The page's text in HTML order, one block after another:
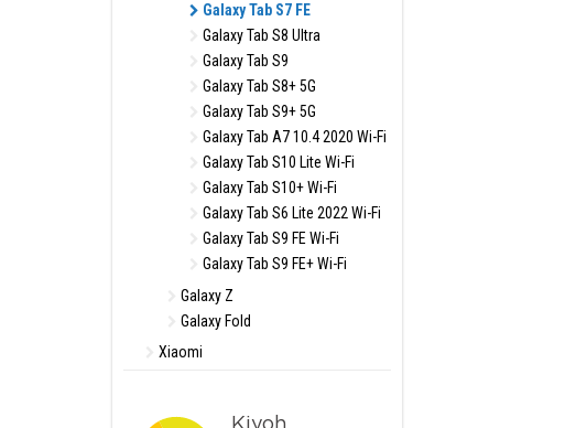
Galaxy Tab S7 FE
Galaxy Tab S8 Ultra
Galaxy Tab S9
Galaxy Tab S8+ 5G
Galaxy Tab S9+ 5G
Galaxy Tab A7 10.4 2020 Wi-Fi
Galaxy Tab S10 Lite Wi-Fi
Galaxy Tab S10+ Wi-Fi
Galaxy Tab S6 Lite 2022 Wi-Fi
Galaxy Tab S9 FE Wi-Fi
Galaxy Tab S9 FE+ Wi-Fi
Galaxy Z
Galaxy Fold
Xiaomi